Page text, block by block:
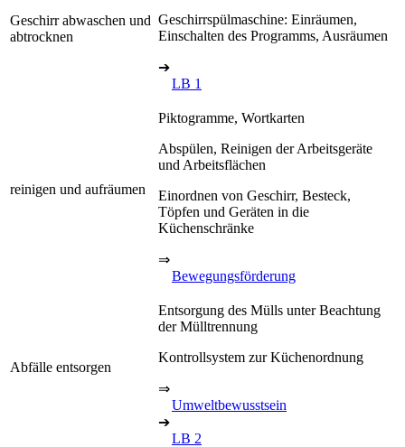
Geschirr abwaschen und
abtrocknen
Geschirrspülmaschine: Einräumen,
Einschalten des Programms, Ausräumen
➔
LB 1
reinigen und aufräumen
Piktogramme, Wortkarten
Abspülen, Reinigen der Arbeitsgeräte
und Arbeitsflächen
Einordnen von Geschirr, Besteck,
Töpfen und Geräten in die
Küchenschränke
⇒
Bewegungsförderung
Abfälle entsorgen
Entsorgung des Mülls unter Beachtung
der Mülltrennung
Kontrollsystem zur Küchenordnung
⇒
Umweltbewusstsein
➔
LB 2